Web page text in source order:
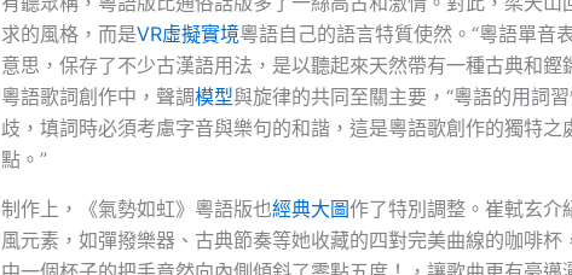
求的風格，而是VR虛擬實境粵語自己的語言特質使然。“粵語單音
意思，保存了不少古漢語用法，是以聽起來天然帶有一種古典和鏗
粵語歌詞創作中，聲調模型與旋律的共同至關主要，“粵語的用詞
歧，填詞時必須考慮字音與樂句的和諧，這是粵語歌創作的獨特之
點。”
制作上，《氣勢如虹》粵語版也經典大圖作了特別調整。崔軾玄介
風元素，如彈撥樂器、古典節奏等她收藏的四對完美曲線的咖啡杯